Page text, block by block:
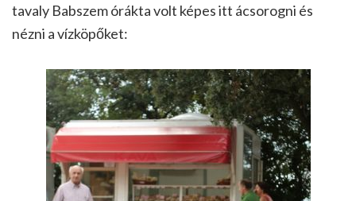
tavaly Babszem órákta volt képes itt ácsorogni és
nézni a vízköpőket: